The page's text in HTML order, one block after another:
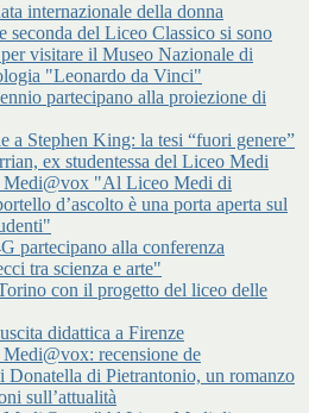
internazionale della donna
seconda del Liceo Classico si sono
visitare il Museo Nazionale di
"Leonardo da Vinci"
partecipano alla proiezione di
a Stephen King: la tesi “fuori genere”
ex studentessa del Liceo Medi
Medi@vox "Al Liceo Medi di
d’ascolto è una porta aperta sul
partecipano alla conferenza
tra scienza e arte"
con il progetto del liceo delle
didattica a Firenze
recensione de
Donatella di Pietrantonio, un romanzo
sull’attualità